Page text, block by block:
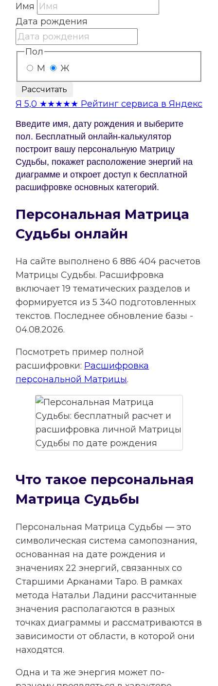
Имя
Дата рождения
Пол
М
Ж
Рассчитать
Я 5,0 ★★★★★ Рейтинг сервиса в Яндекс
Введите имя, дату рождения и выберите
пол. Бесплатный онлайн-калькулятор
построит вашу персональную Матрицу
Судьбы, покажет расположение энергий на
диаграмме и откроет доступ к бесплатной
расшифровке основных категорий.
Персональная Матрица
Судьбы онлайн
На сайте выполнено 6 886 404 расчетов
Матрицы Судьбы. Расшифровка
включает19 тематических разделов и
формируется из 5 340 подготовленных
текстов. Последнее обновление базы -
04.08.2026.
Посмотреть пример полной
расшифровки: Расшифровка
персональной Матрицы.
Что такое персональная
Матрица Судьбы
Персональная Матрица Судьбы — это
символическая система самопознания,
основанная на дате рождения и
значениях 22 энергий, связанных со
Старшими Арканами Таро. В рамках
метода Натальи Ладини рассчитанные
значения располагаются в разных
точках диаграммы и рассматриваются в
зависимости от области, в которой они
находятся.
Одна и та же энергия может по-